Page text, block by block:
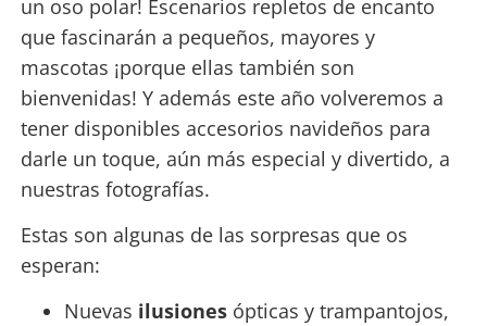
un oso polar! Escenarios repletos de encanto
que fascinarán a pequeños, mayores y
mascotas ¡porque ellas también son
bienvenidas! Y además este año volveremos a
tener disponibles accesorios navideños para
darle un toque, aún más especial y divertido, a
nuestras fotografías.
Estas son algunas de las sorpresas que os
esperan:
Nuevas ilusionesópticas y trampantojos,